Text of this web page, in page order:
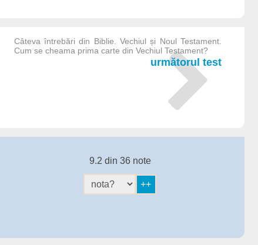
Câteva întrebări din Biblie. Vechiul și Noul Testament.
Cum se cheama prima carte din Vechiul Testament?
următorul test
9.2 din 36 note